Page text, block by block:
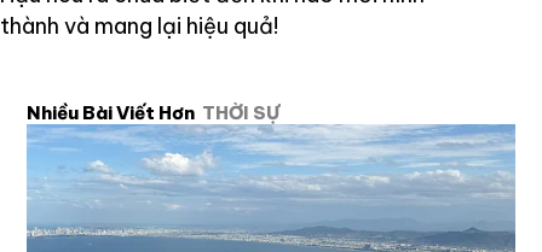
thành và mang lại hiệu quả!
Nhiều Bài Viết Hơn THỜI SỰ